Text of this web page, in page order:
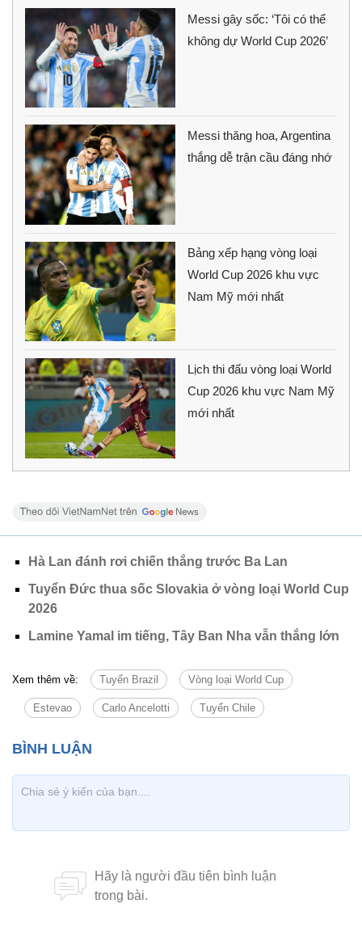
Messi gây sốc: ‘Tôi có thể
không dự World Cup 2026’
Messi thăng hoa, Argentina
thắng dễ trận cầu đáng nhớ
Bảng xếp hạng vòng loại
World Cup 2026 khu vực
Nam Mỹ mới nhất
Lịch thi đấu vòng loại World
Cup 2026 khu vực Nam Mỹ
mới nhất
Hà Lan đánh rơi chiến thắng trước Ba Lan
Tuyển Đức thua sốc Slovakia ở vòng loại World Cup
2026
Lamine Yamal im tiếng, Tây Ban Nha vẫn thắng lớn
Xem thêm về: Tuyển Brazil Vòng loại World Cup
Estevao Carlo Ancelotti Tuyển Chile